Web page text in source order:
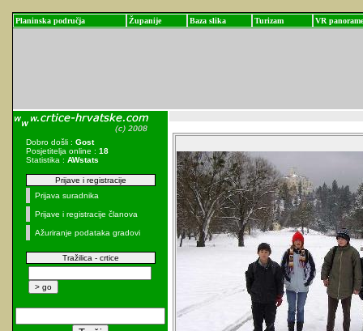
Planinska područja Županije Baza slika Turizam VR panorame
Dobro došli : Gost
Posjetitelja online : 18
Statistika : AWstats
Prijave i registracije
Prijava suradnika
Prijave i registracije članova
Ažuriranje podataka gradovi
Tražilica - crtice